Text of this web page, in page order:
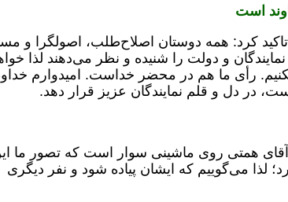
است
تاکید کرد: همه دوستان اصلاح‌طلب، اصولگرا و
و دولت را شنیده و نظر می‌دهند لذا
رأی ما هم در محضر خداست. امیدوارم
در دل و قلم نمایندگان عزیز قرار دهد.
آقای همتی روی ماشینی سوار است که تصور ما
لذا می‌گوییم که ایشان پیاده شود و نفر دیگری